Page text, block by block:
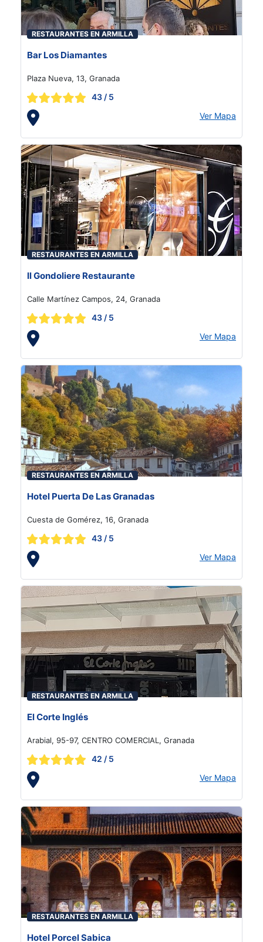
RESTAURANTES EN ARMILLA
Bar Los Diamantes
Plaza Nueva, 13, Granada
43 / 5
Ver Mapa
RESTAURANTES EN ARMILLA
Il Gondoliere Restaurante
Calle Martínez Campos, 24, Granada
43 / 5
Ver Mapa
RESTAURANTES EN ARMILLA
Hotel Puerta De Las Granadas
Cuesta de Gomérez, 16, Granada
43 / 5
Ver Mapa
RESTAURANTES EN ARMILLA
El Corte Inglés
Arabial, 95-97, CENTRO COMERCIAL, Granada
42 / 5
Ver Mapa
RESTAURANTES EN ARMILLA
Hotel Porcel Sabica